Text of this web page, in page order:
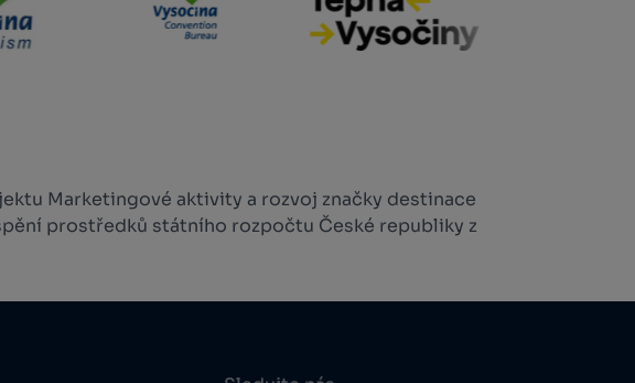
Marketingové aktivity a rozvoj značky destinace
prostředků státního rozpočtu České republiky z